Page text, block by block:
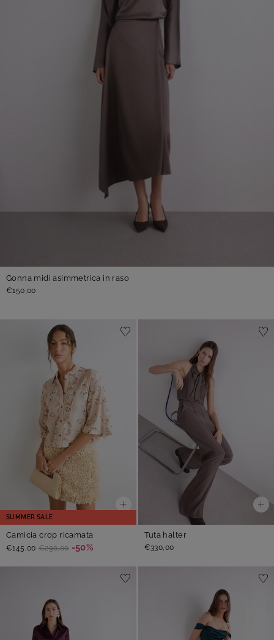
Gonna midi asimmetrica in raso
€150,00
SUMMER SALE
Camicia crop ricamata
€145,00 €290,00 -50%
Tuta halter
€330,00